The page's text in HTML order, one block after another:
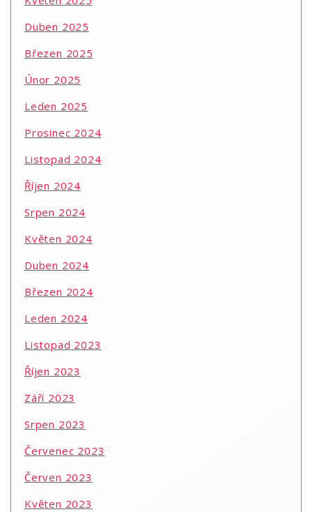
Duben 2025
Březen 2025
Únor 2025
Leden 2025
Prosinec 2024
Listopad 2024
Říjen 2024
Srpen 2024
Květen 2024
Duben 2024
Březen 2024
Leden 2024
Listopad 2023
Říjen 2023
Září 2023
Srpen 2023
Červenec 2023
Červen 2023
Květen 2023